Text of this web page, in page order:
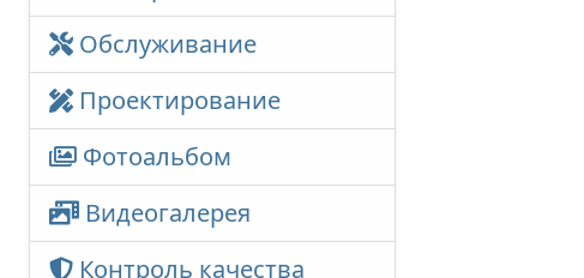
Обслуживание
Проектирование
Фотоальбом
Видеогалерея
Контроль качества